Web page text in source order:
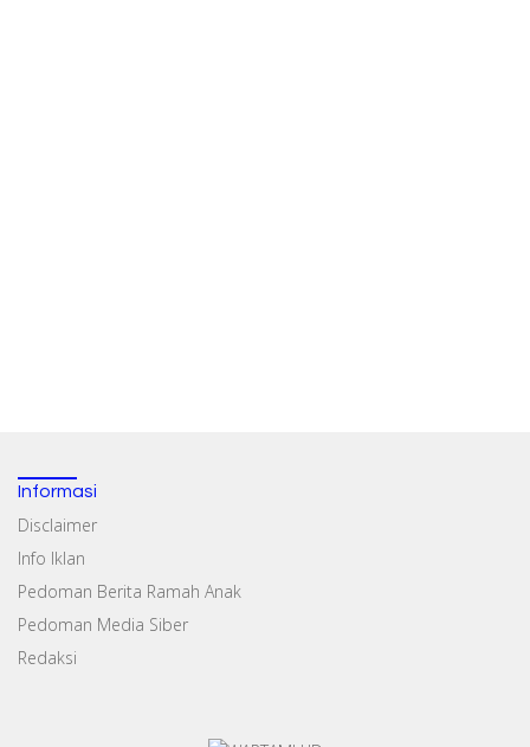
Informasi
Disclaimer
Info Iklan
Pedoman Berita Ramah Anak
Pedoman Media Siber
Redaksi